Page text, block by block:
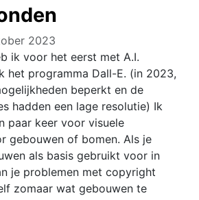
2023
ik voor het eerst met A.I.
het programma Dall-E. (in 2023,
beperkt en de
hadden een lage resolutie) Ik
paar keer voor visuele
gebouwen of bomen. Als je
als basis gebruikt voor in
je problemen met copyright
zomaar wat gebouwen te